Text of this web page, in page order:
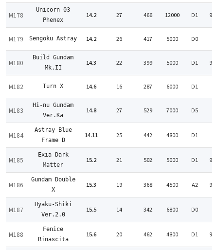
M178
Unicorn 03
Phenex
14.2 27 466 12000 D1 96
M179 Sengoku Astray 14.2 26 417 5000 D0
M180
Build Gundam
Mk.II
14.3 22 399 5000 D1 95
M182 Turn X 14.6 16 287 6000 D1
M183
Hi-nu Gundam
Ver.Ka
14.8 27 529 7000 D5
M184
Astray Blue
Frame D
14.11 25 442 4800 D1
M185
Exia Dark
Matter
15.2 21 502 5000 D1 99
M186
Gundam Double
X
15.3 19 368 4500 A2 99
M187
Hyaku-Shiki
Ver.2.0
15.5 14 342 6800 D0
M188
Fenice
Rinascita
15.6 20 462 4800 D1 99